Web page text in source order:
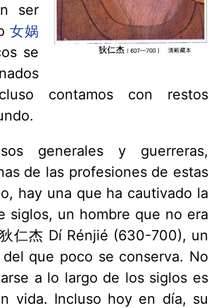
ser
女娲
se
contamos con restos
generales y guerreras,
de las profesiones de estas
hay una que ha cautivado la
siglos, un hombre que no era
仁杰 Dí Rénjié (630-700), un
del que poco se conserva. No
a lo largo de los siglos es
vida. Incluso hoy en día, su